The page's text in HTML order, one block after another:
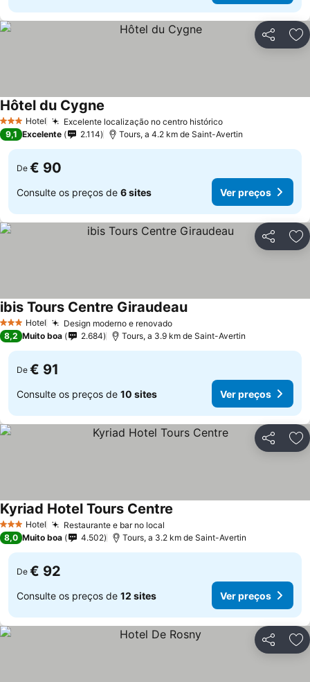
Partilhar
3 EstrelasHotel Excelente localização no centro históricoVer preços
Hôtel du Cygne
9,1 Excelente 2.114 Tours, a 4.2 km de Saint-Avertin
De € 90
Consulte os preços de 6 sites Ver preços
Partilhar
3 EstrelasHotel Design moderno e renovadoVer preços
ibis Tours Centre GiraudeauVer preços
8,2 Muito boa 2.684 Tours, a 3.9 km de Saint-Avertin
De € 91
Consulte os preços de 10 sites Ver preços
Partilhar
3 EstrelasHotel Restaurante e bar no local
Kyriad Hotel Tours Centre
8,0 Muito boa 4.502 Tours, a 3.2 km de Saint-Avertin
De € 92
Consulte os preços de 12 sites Ver preços
Partilhar